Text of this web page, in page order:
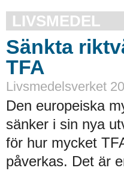
LIVSMEDEL
Sänkta
TFA
Livsmedelsverket
Den europeiska
sänker i sin nya
för hur mycket
påverkas. Det är